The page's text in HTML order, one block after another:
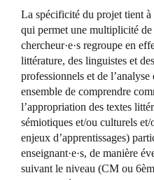
La spécificité du projet tient
qui permet une multiplicité
chercheur·e·s regroupe en
littérature, des linguistes et
professionnels et de
ensemble de comprendre
l’appropriation des textes
sémiotiques et/ou culturels
enjeux d’apprentissages)
enseignant·e·s, de manière
suivant le niveau (CM ou